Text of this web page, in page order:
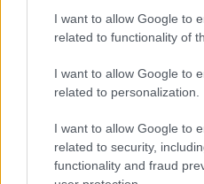
I want to allow Google to
related to functionality of
I want to allow Google to
related to personalization.
I want to allow Google to
related to security,
functionality and fraud
A Tisza kormány minisztere
a közoktatásban – például az
Sok volt az igazolatlan
kapott, más fideszesek még
A Szolnok megyei gazdák
további üzemeltetését